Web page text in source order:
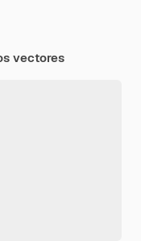
vectores